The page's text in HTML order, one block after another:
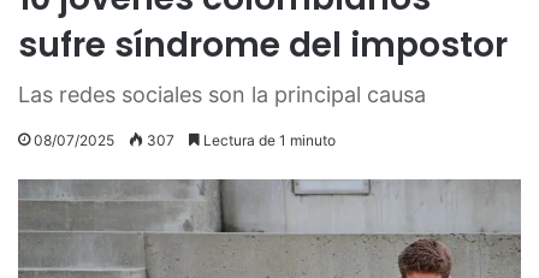
sufre síndrome del impostor
Las redes sociales son la principal causa
08/07/2025 307 Lectura de 1 minuto